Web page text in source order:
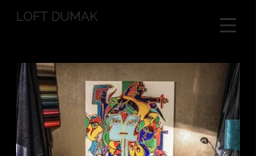
LOFT DUMAK